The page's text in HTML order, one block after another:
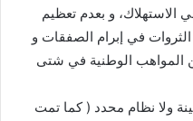
الاستهلاك، و بعدم تعظيم
الثروات في إبرام الصفقات و
المواهب الوطنية في شتى
ولا نظام محدد ( كما تمت